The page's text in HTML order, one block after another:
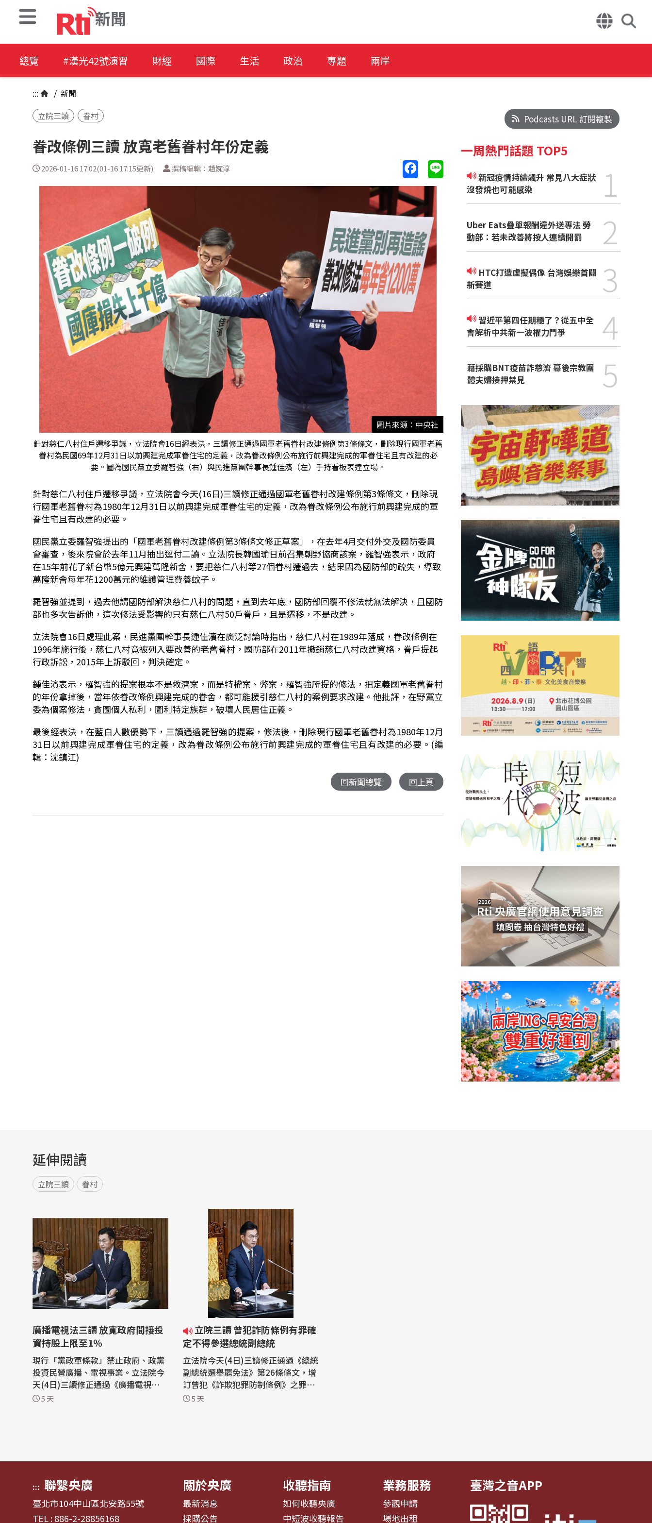
新聞
總覽 #漢光42號演習 財經 國際 生活 政治 專題 兩岸
::: / 新聞
立院三讀
眷村
眷改條例三讀 放寬老舊眷村年份定義
2026-01-16 17:02(01-16 17:15更新) 撰稿編輯：趙婉淳
圖片來源：中央社
針對慈仁八村住戶遷移爭議，立法院會16日經表決，三讀修正通過國軍老舊眷村改建條例第3條條文，刪除現行國軍老舊
眷村為民國69年12月31日以前興建完成軍眷住宅的定義，改為眷改條例公布施行前興建完成的軍眷住宅且有改建的必
要。圖為國民黨立委羅智強（右）與民進黨團幹事長鍾佳濱（左）手持看板表達立場。
針對慈仁八村住戶遷移爭議，立法院會今天(16日)三讀修正通過國軍老舊眷村改建條例第3條條文，刪除現
行國軍老舊眷村為1980年12月31日以前興建完成軍眷住宅的定義，改為眷改條例公布施行前興建完成的軍
眷住宅且有改建的必要。
國民黨立委羅智強提出的「國軍老舊眷村改建條例第3條條文修正草案」，在去年4月交付外交及國防委員
會審查，後來院會於去年11月抽出逕付二讀。立法院長韓國瑜日前召集朝野協商該案，羅智強表示，政府
在15年前花了新台幣5億元興建萬隆新舍，要把慈仁八村等27個眷村遷過去，結果因為國防部的疏失，導致
萬隆新舍每年花1200萬元的維護管理費養蚊子。
羅智強並提到，過去他請國防部解決慈仁八村的問題，直到去年底，國防部回覆不修法就無法解決，且國防
部也多次告訴他，這次修法受影響的只有慈仁八村50戶眷戶，且是遷移，不是改建。
立法院會16日處理此案，民進黨團幹事長鍾佳濱在廣泛討論時指出，慈仁八村在1989年落成，眷改條例在
1996年施行後，慈仁八村竟被列入要改善的老舊眷村，國防部在2011年撤銷慈仁八村改建資格，眷戶提起
行政訴訟， 2015年上訴駁回，判決確定。
鍾佳濱表示，羅智強的提案根本不是救濟案，而是特權案、弊案，羅智強所提的修法，把定義國軍老舊眷村
的年份拿掉後，當年依眷改條例興建完成的眷舍，都可能援引慈仁八村的案例要求改建。他批評，在野黨立
委為個案修法，貪圖個人私利，圖利特定族群，破壞人民居住正義。
最後經表決，在藍白人數優勢下，三讀通過羅智強的提案，修法後，刪除現行國軍老舊眷村為1980年12月
31日以前興建完成軍眷住宅的定義，改為眷改條例公布施行前興建完成的軍眷住宅且有改建的必要。(編
輯：沈鎮江)
回新聞總覽 回上頁
Podcasts URL 訂閱複製
一周熱門話題 TOP5
新冠疫情持續飆升 常見八大症狀
沒發燒也可能感染
1
Uber Eats疊單報酬違外送專法 勞
動部：若未改善將按人連續開罰
2
新賽道
3
習近平第四任期穩了？從五中全
會解析中共新一波權力鬥爭
4
藉採購BNT疫苗詐慈濟 幕後宗教團
體夫婦接押禁見
5
延伸閱讀
立院三讀 眷村
廣播電視法三讀 放寬政府間接投
資持股上限至1％
現行「黨政軍條款」禁止政府、政黨
投資民營廣播、電視事業。立法院今
天(4日)三讀修正通過《廣播電視法》
部分條文，適度鬆綁政府、其捐助成
5 天
定不得參選總統副總統
立法院今天(4日)三讀修正通過《總統
副總統選舉罷免法》第26條條文，增
訂曾犯《詐欺犯罪防制條例》之罪，
並經法院判決有罪確定者，不得登記
5 天
::: 聯繫央廣
臺北市104中山區北安路55號
TEL : 886-2-28856168
關於央廣
最新消息
採購公告
收聽指南
如何收聽央廣
中短波收聽報告
業務服務
參觀申請
場地出租
臺灣之音APP